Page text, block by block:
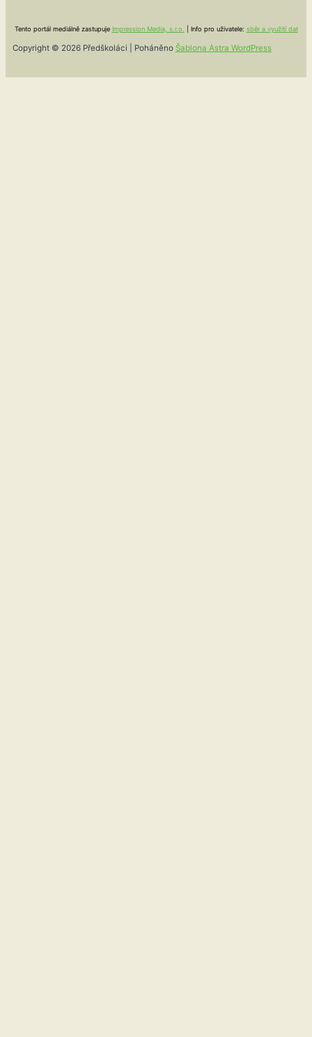
Tento portál mediálně zastupuje Impression Media, s.r.o. | Info pro uživatele: sběr a využití dat
Copyright © 2026 Předškoláci | Poháněno Šablona Astra WordPress